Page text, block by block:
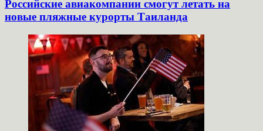
Российские авиакомпании смогут летать на
новые пляжные курорты Таиланда